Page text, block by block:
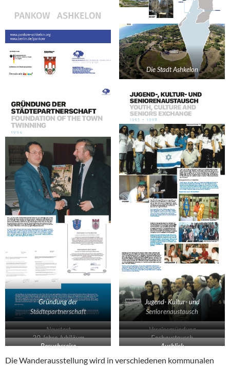
Die Stadt Ashkelon
Gründung der
Städtepartnerschaft
Jugend- Kultur- und
Seniorenaustausch
Neustart
Vereinsgründung
20 Jahre Jubiläum
Fachaustausch
Besuchsreise
Ausblick
Die Wanderausstellung wird in verschiedenen kommunalen